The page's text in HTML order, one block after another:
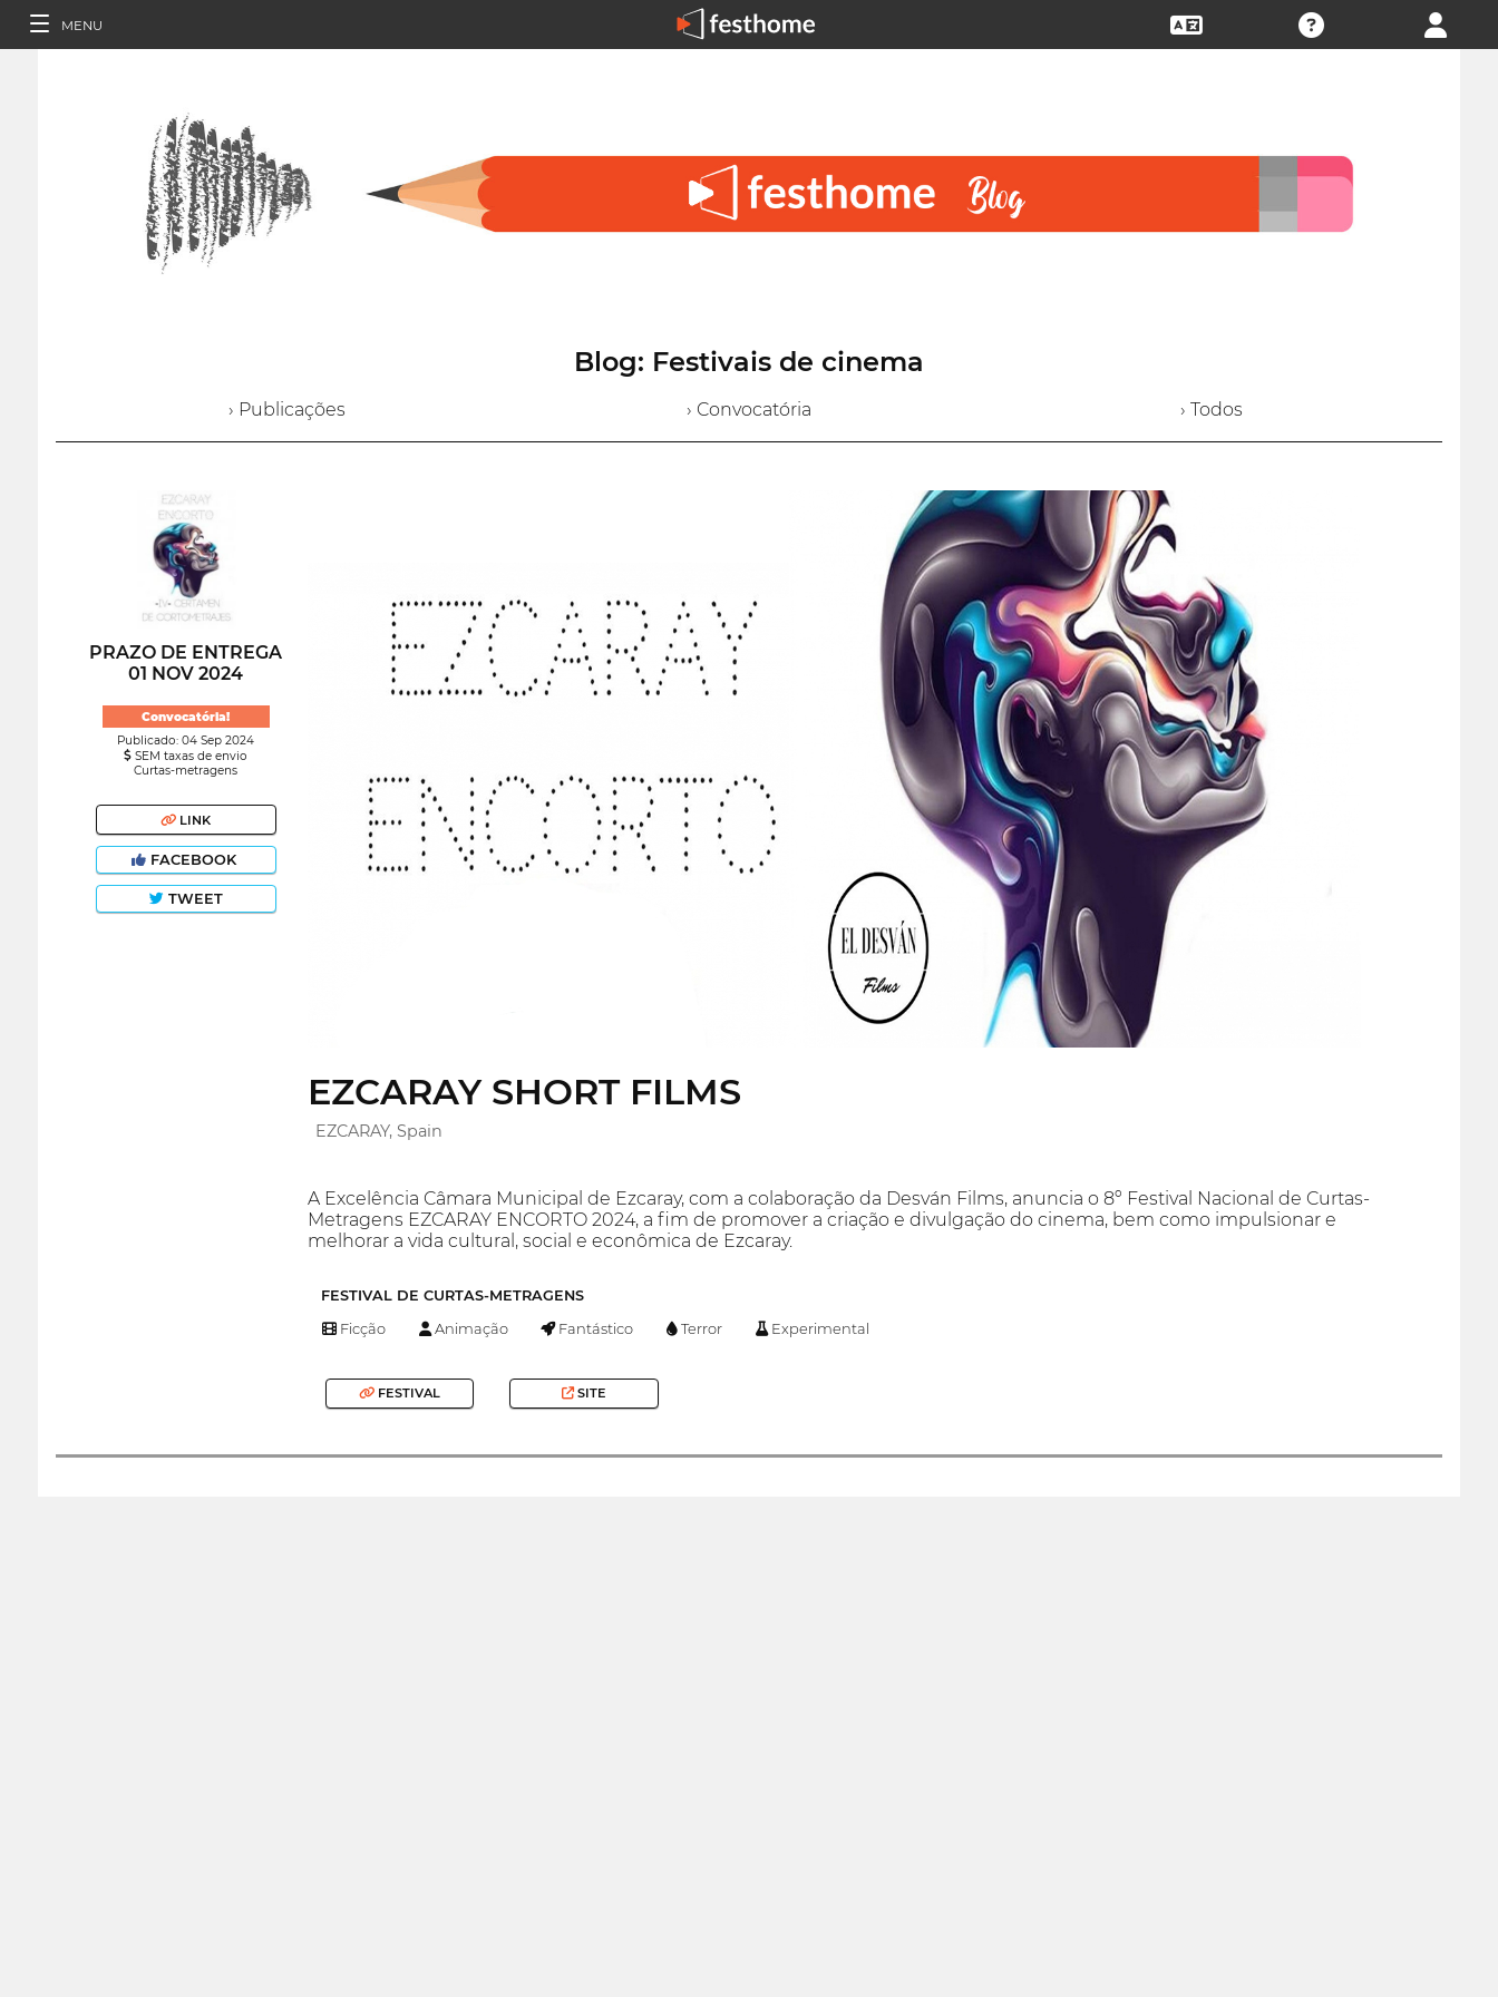
MENU
Blog: Festivais de cinema
› Publicações › Convocatória › Todos
PRAZO DE ENTREGA
01 NOV 2024
Convocatória!
Publicado: 04 Sep 2024
SEM taxas de envio
Curtas-metragens
LINK
FACEBOOK
TWEET
EZCARAY SHORT FILMS
EZCARAY, Spain
A Excelência Câmara Municipal de Ezcaray, com a colaboração da Desván Films, anuncia o 8º Festival Nacional de Curtas-
Metragens EZCARAY ENCORTO 2024, a fim de promover a criação e divulgação do cinema, bem como impulsionar e
melhorar a vida cultural, social e econômica de Ezcaray.
FESTIVAL DE CURTAS-METRAGENS
Ficção Animação Fantástico Terror Experimental
FESTIVAL SITE